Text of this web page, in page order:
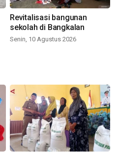
Revitalisasi bangunan
sekolah di Bangkalan
Senin, 10 Agustus 2026